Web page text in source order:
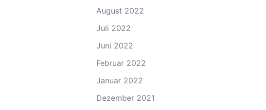
August 2022
Juli 2022
Juni 2022
Februar 2022
Januar 2022
Dezember 2021